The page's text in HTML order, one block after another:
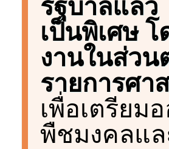
รัฐบาลแล้ว
เป็นพิเศษ
งานในส่วน
รายการศา
เพื่อเตรียม
พืชมงคลแ